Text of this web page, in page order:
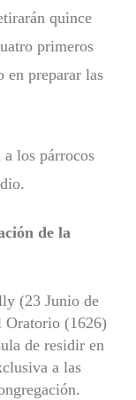
quince
primeros
en preparar las
a los párrocos
de la
(23 Junio de
Oratorio (1626)
de residir en
a las